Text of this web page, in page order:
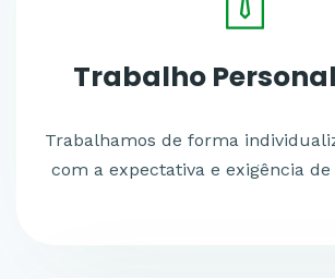
Trabalho
Trabalhamos de forma
com a expectativa e exigência